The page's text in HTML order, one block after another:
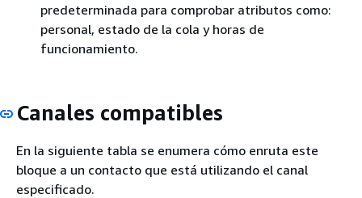
predeterminada para comprobar atributos como:
personal, estado de la cola y horas de
funcionamiento.
Canales compatibles
En la siguiente tabla se enumera cómo enruta este
bloque a un contacto que está utilizando el canal
especificado.